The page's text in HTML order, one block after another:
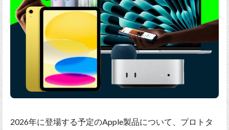
2026年に登場する予定のApple製品について、プロトタ